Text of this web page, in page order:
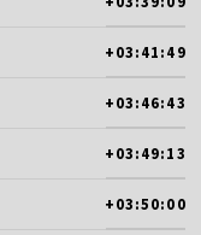
+03:41:49
+03:46:43
+03:49:13
+03:50:00